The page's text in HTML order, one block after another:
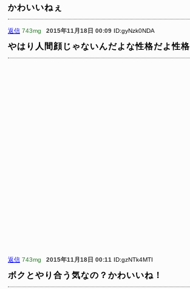
かわいいねぇ
返信 743mg 2015年11月18日 00:09 ID:gyNzk0NDA
やはり人間顔じゃないんだよな性格だよ性格
返信 743mg 2015年11月18日 00:11 ID:gzNTk4MTI
ボクとやり合う気なの？かわいいね！